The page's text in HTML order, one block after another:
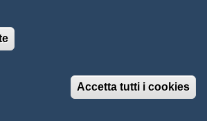
Accetta tutti i cookies